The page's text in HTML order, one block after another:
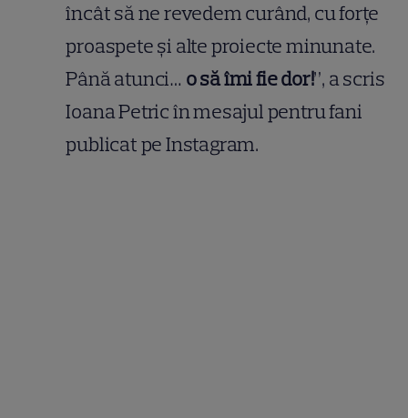
încât să ne revedem curând, cu forțe
proaspete și alte proiecte minunate.
Până atunci… o să îmi fie dor!”, a scris
Ioana Petric în mesajul pentru fani
publicat pe Instagram.